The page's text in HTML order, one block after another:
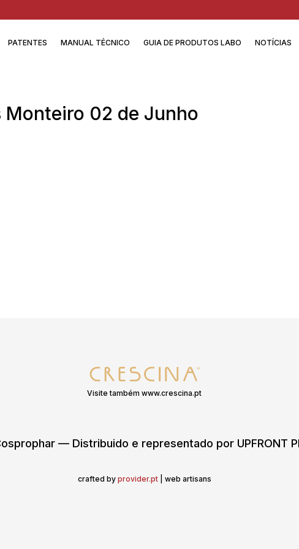
PATENTES MANUAL TÉCNICO GUIA DE PRODUTOS LABO NOTÍCIAS
Monteiro 02 de Junho
Visite também www.crescina.pt
— Distribuido e representado por UPFRONT
crafted by provider.pt | web artisans